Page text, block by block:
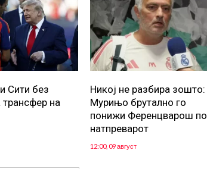
Сити без
на
Никој не разбира зошто:
Мурињо брутално го
понижи Ференцварош по
натпреварот
12:00, 09 август